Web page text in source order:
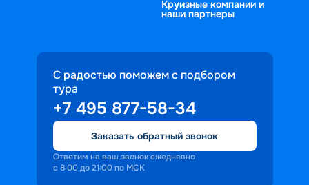
Круизные компании и
наши партнеры
С радостью поможем с подбором
тура
+7 495 877-58-34
Заказать обратный звонок
Ответим на ваш звонок ежедневно
с 8:00 до 21:00 по МСК